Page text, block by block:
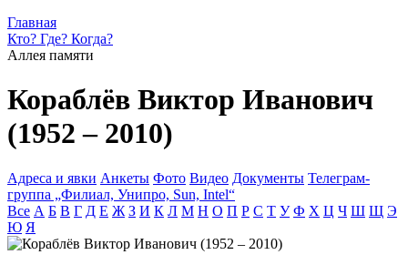
Главная
Кто? Где? Когда?
Аллея памяти
Кораблёв Виктор Иванович
(1952 – 2010)
Адреса и явки Анкеты Фото Видео Документы Телеграм-
группа „Филиал, Унипро, Sun, Intel“
Все А Б В Г Д Е Ж З И К Л М Н О П Р С Т У Ф Х Ц Ч Ш Щ Э
Ю Я